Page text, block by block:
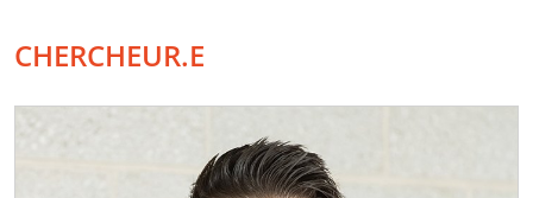
CHERCHEUR.E